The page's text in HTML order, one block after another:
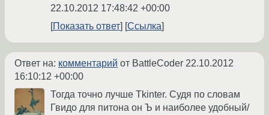
22.10.2012 17:48:42 +00:00
Показать ответ
Ссылка
Ответ на: комментарий от BattleCoder 22.10.2012
16:10:12 +00:00
Тогда точно лучше Tkinter. Судя по словам
Гвидо для питона он Ъ и наиболее удобный/